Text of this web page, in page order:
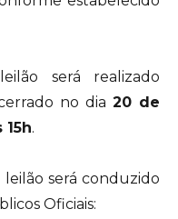
será realizado
no dia 20 de
.
leilão será conduzido
Oficiais: